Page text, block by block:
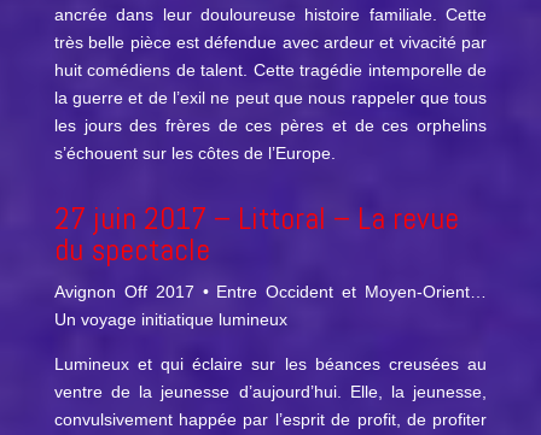
ancrée dans leur douloureuse histoire familiale. Cette
très belle pièce est défendue avec ardeur et vivacité par
huit comédiens de talent. Cette tragédie intemporelle de
la guerre et de l’exil ne peut que nous rappeler que tous
les jours des frères de ces pères et de ces orphelins
s’échouent sur les côtes de l’Europe.
27 juin 2017 – Littoral – La revue
du spectacle
Avignon Off 2017 • Entre Occident et Moyen-Orient…
Un voyage initiatique lumineux
Lumineux et qui éclaire sur les béances creusées au
ventre de la jeunesse d’aujourd’hui. Elle, la jeunesse,
convulsivement happée par l’esprit de profit, de profiter